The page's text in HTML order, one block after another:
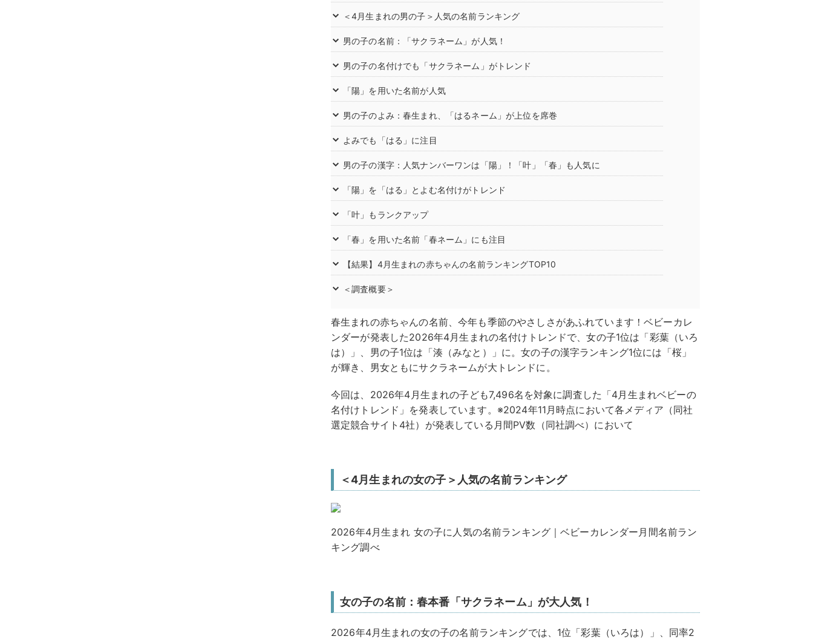
＜4月生まれの男の子＞人気の名前ランキング
男の子の名前：「サクラネーム」が人気！
男の子の名付けでも「サクラネーム」がトレンド
「陽」を用いた名前が人気
男の子のよみ：春生まれ、「はるネーム」が上位を席巻
よみでも「はる」に注目
男の子の漢字：人気ナンバーワンは「陽」！「叶」「春」も人気に
「陽」を「はる」とよむ名付けがトレンド
「叶」もランクアップ
「春」を用いた名前「春ネーム」にも注目
【結果】4月生まれの赤ちゃんの名前ランキングTOP10
＜調査概要＞
春生まれの赤ちゃんの名前、今年も季節のやさしさがあふれています！ベビーカレ
ンダーが発表した2026年4月生まれの名付けトレンドで、女の子1位は「彩葉（いろ
は）」、男の子1位は「湊（みなと）」に。女の子の漢字ランキング1位には「桜」
が輝き、男女ともにサクラネームが大トレンドに。
今回は、2026年4月生まれの子ども7,496名を対象に調査した「4月生まれベビーの
名付けトレンド」を発表しています。※2024年11月時点において各メディア（同社
選定競合サイト4社）が発表している月間PV数（同社調べ）において
＜4月生まれの女の子＞人気の名前ランキング
2026年4月生まれ 女の子に人気の名前ランキング｜ベビーカレンダー月間名前ラン
キング調べ
女の子の名前：春本番「サクラネーム」が大人気！
2026年4月生まれの女の子の名前ランキングでは、1位「彩葉（いろは）」、同率2